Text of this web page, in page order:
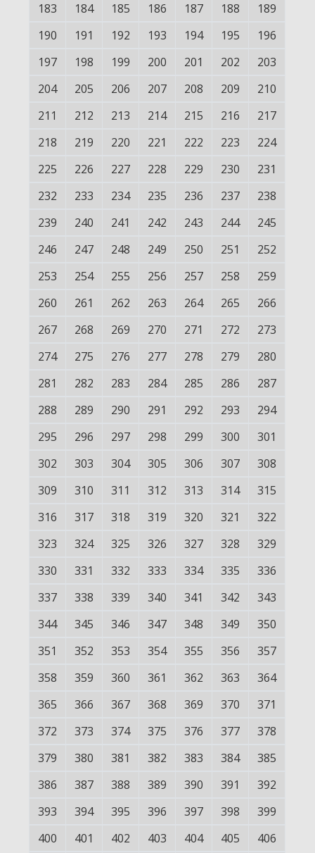
183
184 185 186 187 188
189
190
191 192 193 194 195
196
197
198 199 200 201 202
203
204
205 206 207 208 209
210
211
212 213 214 215 216
217
218
219 220 221 222 223
224
225
226 227 228 229 230
231
232
233 234 235 236 237
238
239
240 241 242 243 244
245
246
247 248 249 250 251
252
253
254 255 256 257 258
259
260
261 262 263 264 265
266
267
268 269 270 271 272
273
274
275 276 277 278 279
280
281
282 283 284 285 286
287
288
289 290 291 292 293
294
295
296 297 298 299 300
301
302
303 304 305 306 307
308
309
310 311 312 313 314
315
316
317 318 319 320 321
322
323
324 325 326 327 328
329
330
331 332 333 334 335
336
337
338 339 340 341 342
343
344
345 346 347 348 349
350
351
352 353 354 355 356
357
358
359 360 361 362 363
364
365
366 367 368 369 370
371
372
373 374 375 376 377
378
379
380 381 382 383 384
385
386
387 388 389 390 391
392
393
394 395 396 397 398
399
400
401 402 403 404 405 406